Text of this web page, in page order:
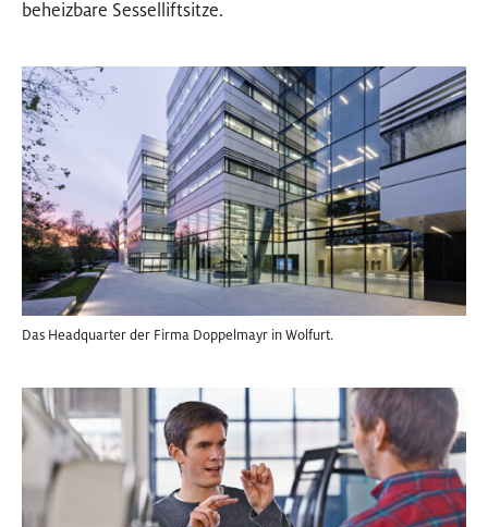
beheizbare Sesselliftsitze.
Das Headquarter der Firma Doppelmayr in Wolfurt.